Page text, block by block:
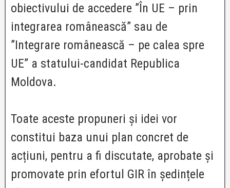
obiectivului de accedere ”În UE – prin
integrarea românească” sau de
”Integrare românească – pe calea spre
UE” a statului-candidat Republica
Moldova.
Toate aceste propuneri și idei vor
constitui baza unui plan concret de
acțiuni, pentru a fi discutate, aprobate și
promovate prin efortul GIR în ședințele